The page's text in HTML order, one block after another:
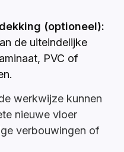
(optioneel):
de uiteindelijke
PVC of
werkwijze kunnen
nieuwe vloer
verbouwingen of